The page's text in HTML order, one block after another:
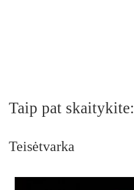
Taip pat skaitykite:
Teisėtvarka